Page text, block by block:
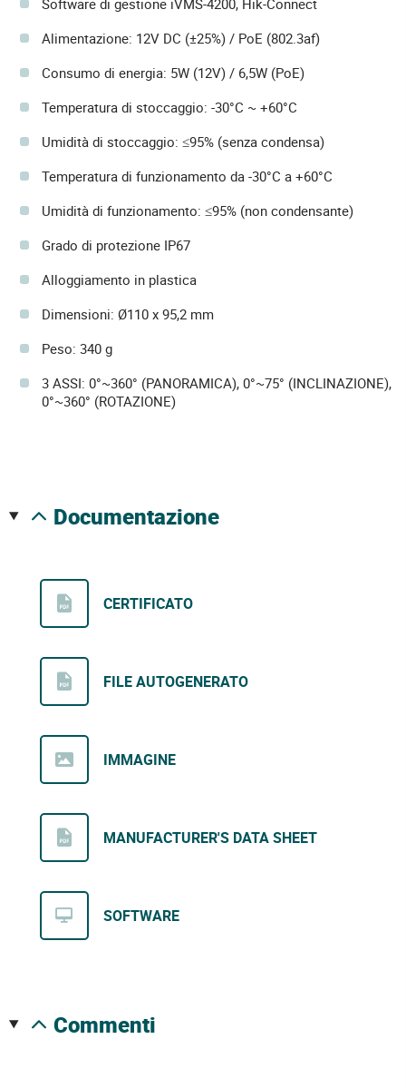
Alimentazione: 12V DC (±25%) / PoE (802.3af)
Consumo di energia: 5W (12V) / 6,5W (PoE)
Temperatura di stoccaggio: -30°C ~ +60°C
Umidità di stoccaggio: ≤95% (senza condensa)
Temperatura di funzionamento da -30°C a +60°C
Umidità di funzionamento: ≤95% (non condensante)
Grado di protezione IP67
Alloggiamento in plastica
Dimensioni: Ø110 x 95,2 mm
Peso: 340 g
3 ASSI: 0°~360° (PANORAMICA), 0°~75° (INCLINAZIONE),
0°~360° (ROTAZIONE)
documentazione
CERTIFICATO
FILE AUTOGENERATO
IMMAGINE
MANUFACTURER'S DATA SHEET
SOFTWARE
commenti